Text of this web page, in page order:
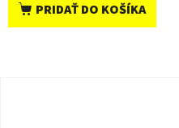
PRIDAŤ DO KOŠÍKA